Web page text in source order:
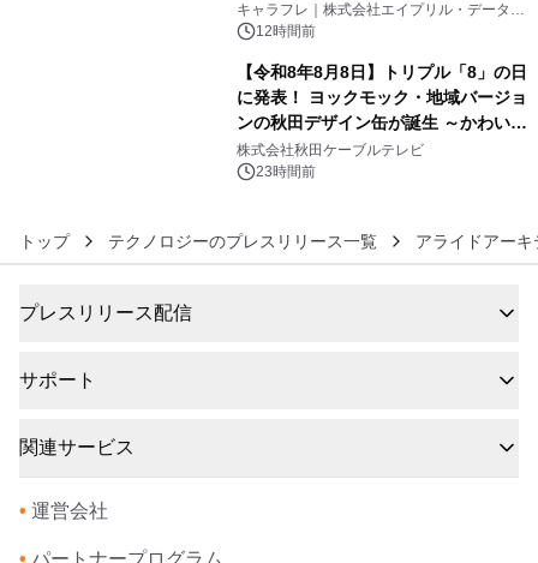
キャラフレ｜株式会社エイプリル・データ・
デザインズ
12時間前
【令和8年8月8日】トリプル「8」の日
に発表！ ヨックモック・地域バージョ
ンの秋田デザイン缶が誕生 ～かわいい
秋田犬の子犬と秋田の四季と名所を巡
るパッケージ～ 9月1日(火)秋田県内で
株式会社秋田ケーブルテレビ
23時間前
トップ テクノロジーのプレスリリース一覧 アライドアー
プレスリリース配信
サポート
関連サービス
• 運営会社
• パートナープログラム